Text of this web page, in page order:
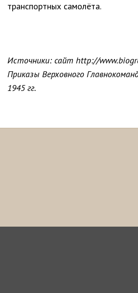
транспортных самолёта.
Источники: сайт http://
Приказы Верховного
1945 гг.